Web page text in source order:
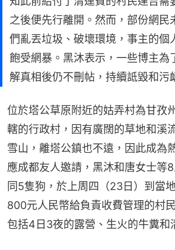
之後便先行離開。然而，部份網民
們亂丟垃圾、破壞環境，事主的個
飽受網暴。黑沐表示，一些博主為
解真相後仍不刪帖，持續詆毀和污
位於塔公草原附近的姑弄村為甘孜
轄的行政村，因有廣闊的草地和溪
雪山，離塔公鎮也不遠，因此成為
應成都友人邀請，黑沐和唐女士等
同5隻狗，於上周四（23日）到當
800元人民幣給負責收費管理的村
包括4日3夜的露營、生火的牛糞和